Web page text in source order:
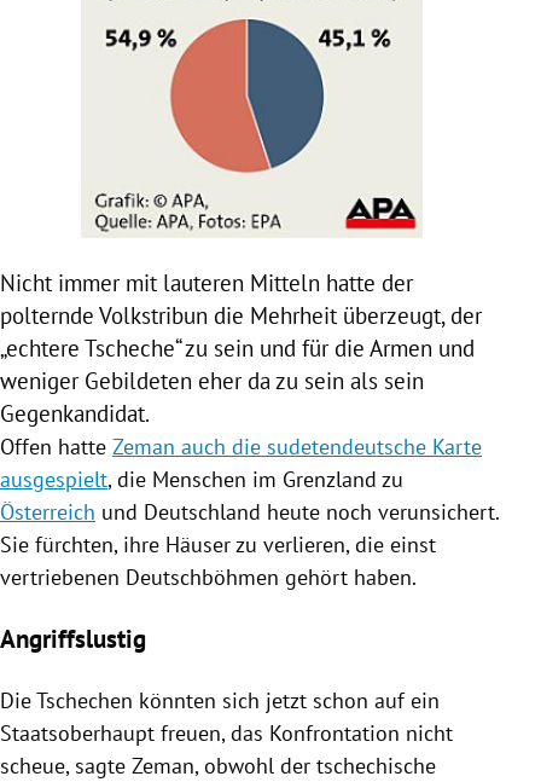
Nicht immer mit lauteren Mitteln hatte der
polternde Volkstribun die Mehrheit überzeugt, der
„echtere Tscheche“ zu sein und für die Armen und
weniger Gebildeten eher da zu sein als sein
Gegenkandidat.
Offen hatte Zeman auch die sudetendeutsche Karte
ausgespielt, die Menschen im Grenzland zu
Österreich und Deutschland heute noch verunsichert.
Sie fürchten, ihre Häuser zu verlieren, die einst
vertriebenen Deutschböhmen gehört haben.
Angriffslustig
Die Tschechen könnten sich jetzt schon auf ein
Staatsoberhaupt freuen, das Konfrontation nicht
scheue, sagte Zeman, obwohl der tschechische